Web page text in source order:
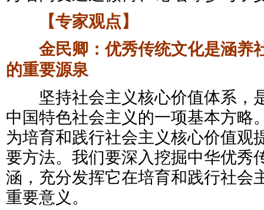
【专家观点】
金民卿：优秀传统文化是涵养
的重要源泉
坚持社会主义核心价值体系，
中国特色社会主义的一项基本方略
为培育和践行社会主义核心价值观
要方法。我们要深入挖掘中华优秀
涵，充分发挥它在培育和践行社会
重要意义。